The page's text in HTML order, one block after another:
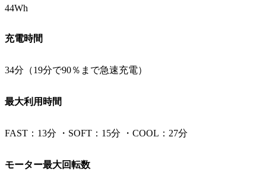
44Wh
充電時間
34分（19分で90％まで急速充電）
最大利用時間
FAST：13分 ・SOFT：15分 ・COOL：27分
モーター最大回転数